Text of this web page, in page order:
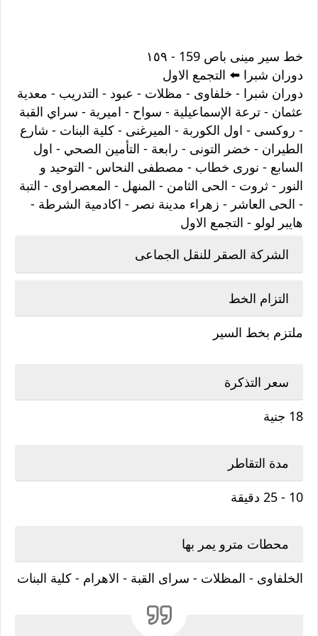
خط سير مينى باص 159 - ١٥٩
دوران شبرا ⁦⬅️⁩ التجمع الاول
دوران شبرا - خلفاوى - مظلات - عبود - التدريب - معدية
عثمان - ترعة الإسماعيلية - سواح - اميرية - سراي القبة
- روكسى - اول الكوربة - الميرغنى - كلية البنات - شارع
الطيران - خضر التونى - رابعة - التأمين الصحي - اول
السابع - نورى خطاب - مصطفى النحاس - التوحيد و
النور - ثروت - الحى الثامن - المنهل - المعصراوى - التبة
- الحى العاشر - زهراء مدينة نصر - اكادمية الشرطة -
هايبر لولو - التجمع الاول
الشركة الصقر للنقل الجماعى
التزام الخط
ملتزم بخط السير
سعر التذكرة
18 جنية
مدة التقاطر
10 - 25 دقيقة
محطات مترو يمر بها
الخلفاوى - المظلات - سراى القبة - الاهرام - كلية البنات